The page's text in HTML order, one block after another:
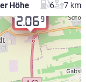
Höhe 6
7 km
2.069